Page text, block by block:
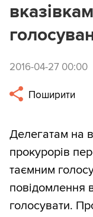
2016-04-27 00:00
Поширити
Делегатам на
прокурорів
таємним
повідомлення
голосувати.